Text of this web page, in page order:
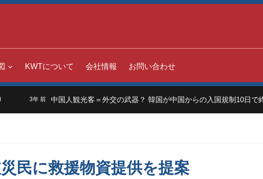
KWTについて 会社情報 お問い合わせ
3年 前 中国人観光客＝外交の武器？ 韓国が中国からの入国規制10日で終了
民に救援物資提供を提案